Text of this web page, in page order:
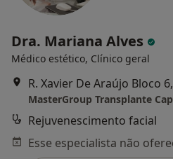
Dra. Mariana Alves
Médico estético, Clínico geral
MasterGroup Transplante
Rejuvenescimento facial